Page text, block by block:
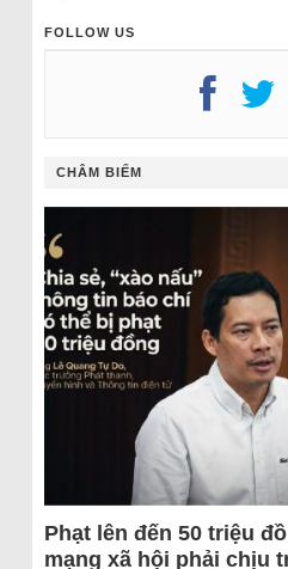
FOLLOW US
CHÂM BIẾM
Phạt lên đến 50 triệu
mạng xã hội phải chịu